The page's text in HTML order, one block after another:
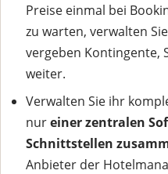
Preise einmal bei
zu warten, verwalten
vergeben Kontingente,
weiter.
Verwalten Sie ihr
nureiner zentralen
Schnittstellen
Anbieter der